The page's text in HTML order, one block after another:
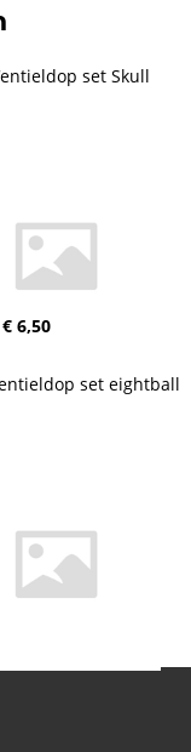
set Skull
€ 6,50
set eightball